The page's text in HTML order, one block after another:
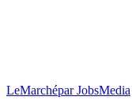
LeMarchépar JobsMedia